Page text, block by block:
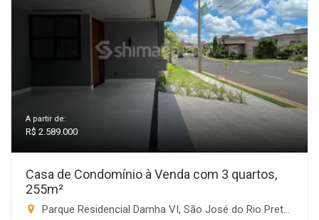
A partir de:
R$ 2.589.000
Casa de Condomínio à Venda com 3 quartos,
255m²
Parque Residencial Damha VI, São José do Rio Preto-SP